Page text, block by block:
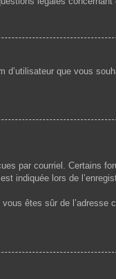
que vous
par courriel. Certains
indiquée lors de
êtes sûr de l’adresse